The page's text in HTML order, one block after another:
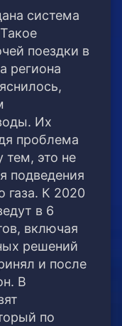
система
поездки в
региона
Их
проблема
тем, это не
подведения
газа. К 2020
в 6
включая
решений
и после
В
по